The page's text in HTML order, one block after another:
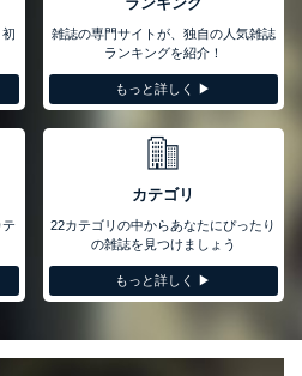
雑誌の専門サイトが、独自の人気雑誌
ランキングを紹介！
もっと詳しく ▶︎
カテゴリ
22カテゴリの中からあなたにぴったり
の雑誌を見つけましょう
もっと詳しく ▶︎